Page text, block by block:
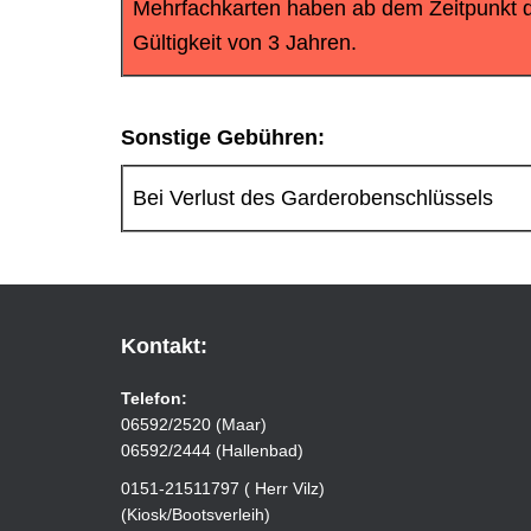
Mehrfachkarten haben ab dem Zeitpunkt
Gültigkeit von 3 Jahren.
Sonstige Gebühren:
Bei Verlust des Garderobenschlüssels
Kontakt:
Telefon:
06592/2520 (Maar)
06592/2444 (Hallenbad)
0151-21511797 ( Herr Vilz)
(Kiosk/Bootsverleih)